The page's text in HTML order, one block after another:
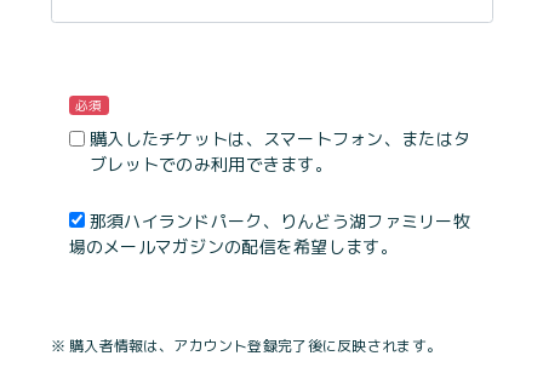
必須
購入したチケットは、スマートフォン、またはタ
ブレットでのみ利用できます。
那須ハイランドパーク、りんどう湖ファミリー牧
場のメールマガジンの配信を希望します。
※ 購入者情報は、アカウント登録完了後に反映されます。